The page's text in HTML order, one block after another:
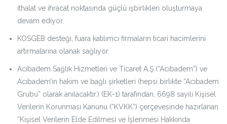
ithalat ve ihracat noktasında güçlü işbirlikleri oluşturmaya
devam ediyor.
KOSGEB desteği, fuara katılımcı firmaların ticari hacimlerini
artırmalarına olanak sağlıyor.
Acıbadem Sağlık Hizmetleri ve Ticaret A.Ş.(“Acıbadem”) ve
Acıbadem’in hakim ve bağlı şirketleri (hepsi birlikte “Acıbadem
Grubu” olarak anılacaktır.) (EK-1) tarafından, 6698 sayılı Kişisel
Verilerin Korunması Kanunu (“KVKK”) çerçevesinde hazırlanan
“Kişisel Verilerin Elde Edilmesi ve İşlenmesi Hakkında